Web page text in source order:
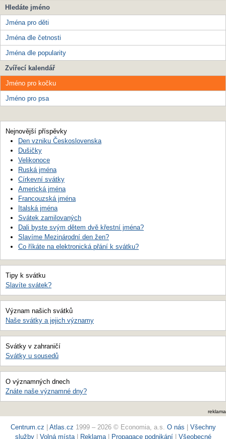
Hledáte jméno
Jména pro děti
Jména dle četnosti
Jména dle popularity
Zvířecí kalendář
Jméno pro kočku
Jméno pro psa
Nejnovější příspěvky
Den vzniku Československa
Dušičky
Velikonoce
Ruská jména
Církevní svátky
Americká jména
Francouzská jména
Italská jména
Svátek zamilovaných
Dali byste svým dětem dvě křestní jména?
Slavíme Mezinárodní den žen?
Co říkáte na elektronická přání k svátku?
Tipy k svátku
Slavíte svátek?
Význam našich svátků
Naše svátky a jejich významy
Svátky v zahraničí
Svátky u sousedů
O významných dnech
Znáte naše významné dny?
reklama
Centrum.cz Atlas.cz 1999 – 2026 © Economia, a.s. O nás
Všechny
služby
Volná místa| Reklama Propagace podnikání| Všeobecné